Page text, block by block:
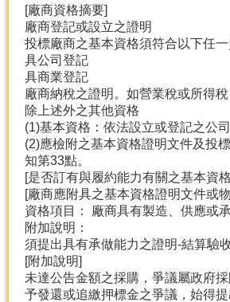
[廠商資格摘要]
廠商登記或設立之證明
投標廠商之基本資格須符合以下任一
具公司登記
具商業登記
廠商納稅之證明。如營業稅或所得稅
除上述外之其他資格
(1)基本資格：依法設立或登記之公司
(2)應檢附之基本資格證明文件及投
知第33點。
[是否訂有與履約能力有關之基本資
[廠商應附具之基本資格證明文件或
資格項目： 廠商具有製造、供應或
附加說明：
須提出具有承做能力之證明-結算驗
[附加說明]
未達公告金額之採購，爭議屬政府
予發還或追繳押標金之爭議，始得提